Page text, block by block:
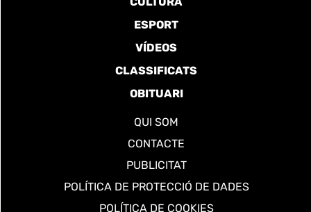
ESPORT
VÍDEOS
CLASSIFICATS
OBITUARI
QUI SOM
CONTACTE
PUBLICITAT
POLÍTICA DE PROTECCIÓ DE DADES
POLÍTICA DE COOKIES